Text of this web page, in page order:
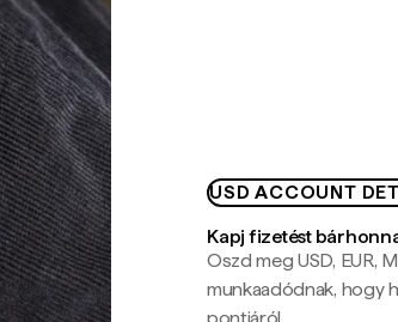
USD ACCOUNT
Kapj fizetést
Oszd meg USD, EUR,
munkaadódnak, hogy
pontjáról.